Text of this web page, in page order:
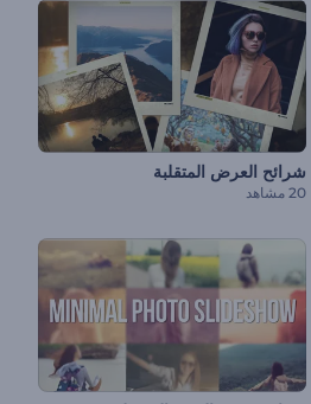
شرائح العرض المتقلبة
20 مشاهد